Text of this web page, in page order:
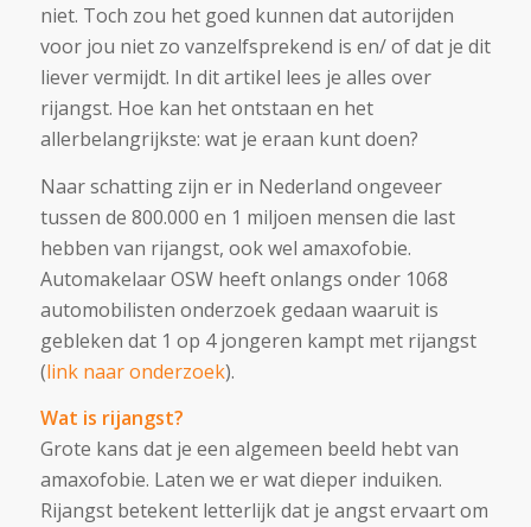
niet. Toch zou het goed kunnen dat autorijden
voor jou niet zo vanzelfsprekend is en/ of dat je dit
liever vermijdt. In dit artikel lees je alles over
rijangst. Hoe kan het ontstaan en het
allerbelangrijkste: wat je eraan kunt doen?
Naar schatting zijn er in Nederland ongeveer
tussen de 800.000 en 1 miljoen mensen die last
hebben van rijangst, ook wel amaxofobie.
Automakelaar OSW heeft onlangs onder 1068
automobilisten onderzoek gedaan waaruit is
gebleken dat 1 op 4 jongeren kampt met rijangst
(link naar onderzoek).
Wat is rijangst?
Grote kans dat je een algemeen beeld hebt van
amaxofobie. Laten we er wat dieper induiken.
Rijangst betekent letterlijk dat je angst ervaart om